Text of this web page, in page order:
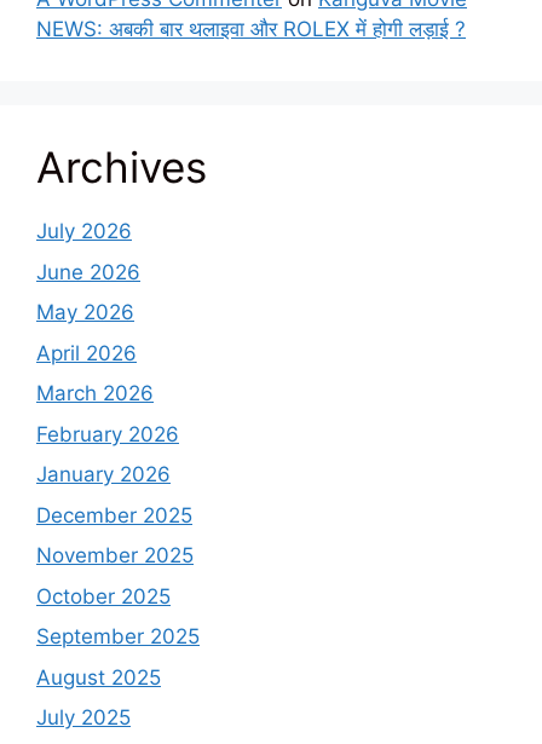
NEWS: अबकी बार थलाइवा और ROLEX में होगी लड़ाई ?
Archives
July 2026
June 2026
May 2026
April 2026
March 2026
February 2026
January 2026
December 2025
November 2025
October 2025
September 2025
August 2025
July 2025